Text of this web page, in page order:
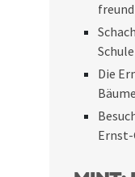
Schule
Die
Bäume
Ernst-